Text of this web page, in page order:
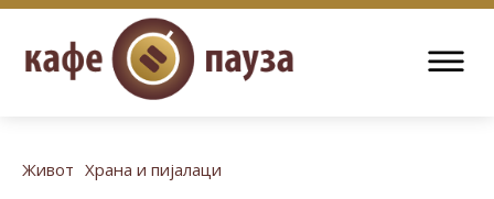
Живот Храна и пијалаци